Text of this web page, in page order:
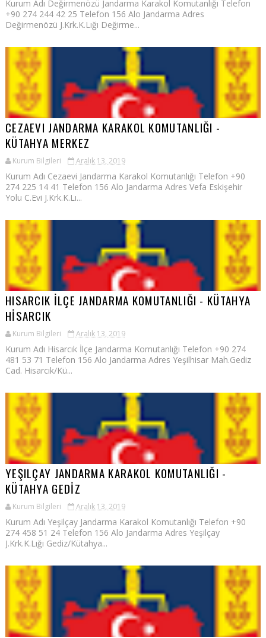
Kurum Adı Değirmenözü Jandarma Karakol Komutanlığı Telefon
+90 274 244 42 25 Telefon 156 Alo Jandarma Adres
Değirmenözü J.Krk.K.Lığı Değirme...
CEZAEVI JANDARMA KARAKOL KOMUTANLIĞI -
KÜTAHYA MERKEZ
Kurum Bilgileri Aralık 13, 2019
Kurum Adı Cezaevi Jandarma Karakol Komutanlığı Telefon +90
274 225 14 41 Telefon 156 Alo Jandarma Adres Vefa Eskişehir
Yolu C.Evi J.Krk.K.Lı...
HISARCIK İLÇE JANDARMA KOMUTANLIĞI - KÜTAHYA
HİSARCIK
Kurum Bilgileri Aralık 13, 2019
Kurum Adı Hisarcık İlçe Jandarma Komutanlığı Telefon +90 274
481 53 71 Telefon 156 Alo Jandarma Adres Yeşilhisar Mah.Gediz
Cad. Hisarcık/Kü...
YEŞILÇAY JANDARMA KARAKOL KOMUTANLIĞI -
KÜTAHYA GEDİZ
Kurum Bilgileri Aralık 13, 2019
Kurum Adı Yeşilçay Jandarma Karakol Komutanlığı Telefon +90
274 458 51 24 Telefon 156 Alo Jandarma Adres Yeşilçay
J.Krk.K.Lığı Gediz/Kütahya...